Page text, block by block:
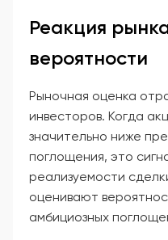
Реакция
вероятности
Рыночная оценка
инвесторов. Когда
значительно ниже
поглощения, это
реализуемости
оценивают
амбициозных